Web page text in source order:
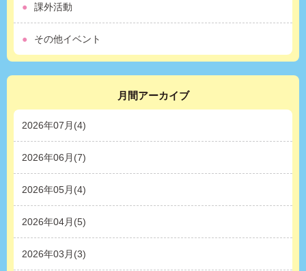
課外活動
その他イベント
月間アーカイブ
2026年07月(4)
2026年06月(7)
2026年05月(4)
2026年04月(5)
2026年03月(3)